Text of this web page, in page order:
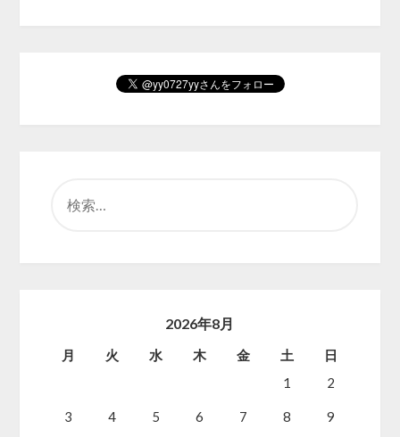
2026年8月
月 火 水 木 金 土
日
1
2
3 4 5 6 7 8 9